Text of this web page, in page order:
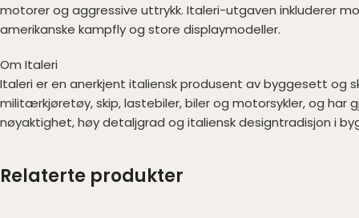
motorer og aggressive uttrykk. Italeri-utgaven inkluderer
amerikanske kampfly og store displaymodeller.
Om Italeri
Italeri er en anerkjent italiensk produsent av byggesett og
militærkjøretøy, skip, lastebiler, biler og motorsykler, og
nøyaktighet, høy detaljgrad og italiensk designtradisjon i
Relaterte produkter